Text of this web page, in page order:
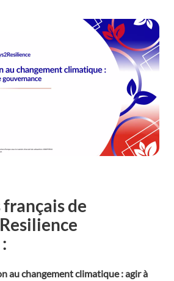
de
au changement climatique : agir à